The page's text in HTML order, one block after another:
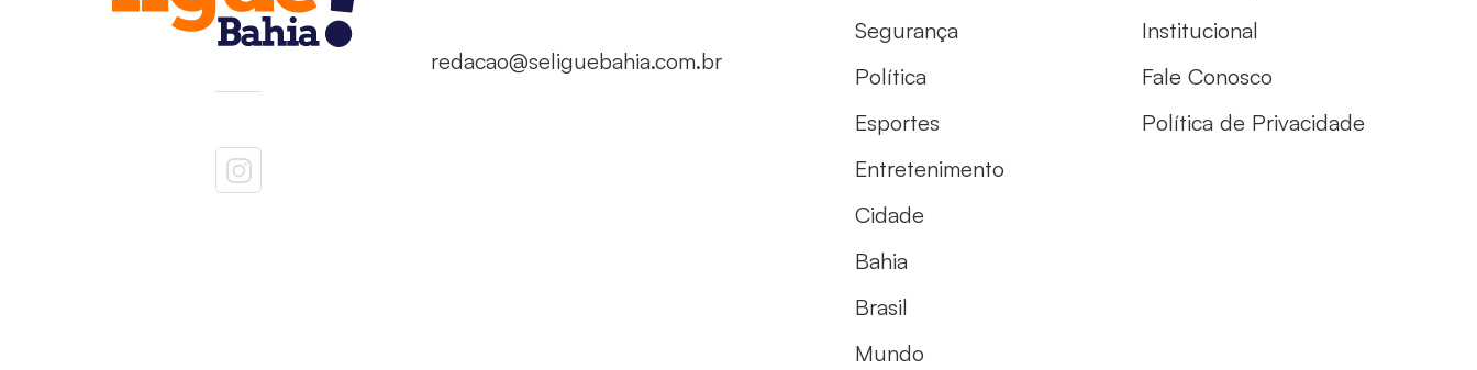
redacao@seliguebahia.com.br
Segurança
Política
Esportes
Entretenimento
Cidade
Bahia
Brasil
Mundo
Institucional
Fale Conosco
Política de Privacidade